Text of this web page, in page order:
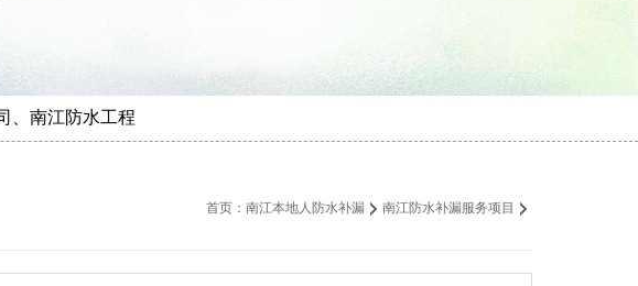
、南江防水工程
首页： 南江本地人防水补漏 南江防水补漏服务项目